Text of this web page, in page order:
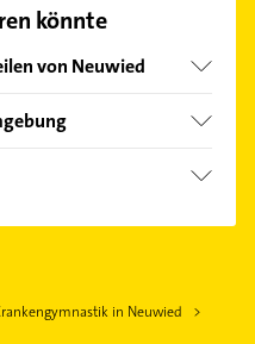
könnte
von Neuwied
in Neuwied